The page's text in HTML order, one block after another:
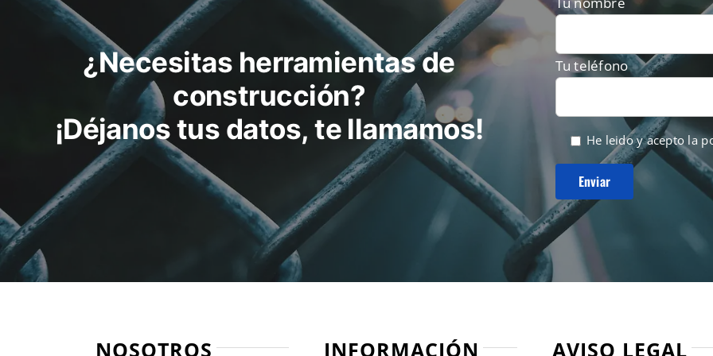
¿Necesitas herramientas de
construcción?
¡Déjanos tus datos, te llamamos!
Tu teléfono
He leido y acepto la
NOSOTROS INFORMACIÓN AVISO LEGAL